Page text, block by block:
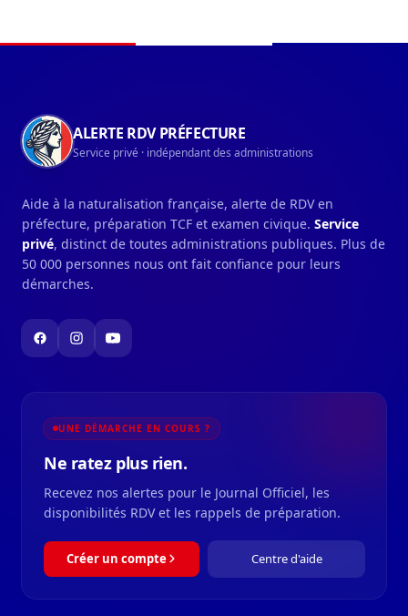
ALERTE RDV PRÉFECTURE
Service privé · indépendant des administrations
Aide à la naturalisation française, alerte de RDV en
préfecture, préparation TCF et examen civique. Service
privé, distinct de toutes administrations publiques. Plus de
50 000 personnes nous ont fait confiance pour leurs
démarches.
UNE DÉMARCHE EN COURS ?
Ne ratez plus rien.
Recevez nos alertes pour le Journal Officiel, les
disponibilités RDV et les rappels de préparation.
Créer un compte Centre d'aide